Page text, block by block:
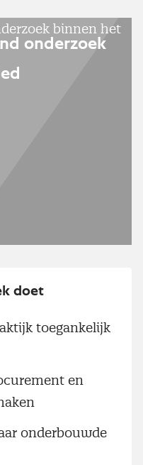
onderzoek
doet
toegankelijk
en
onderbouwde